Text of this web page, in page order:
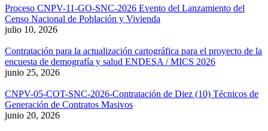
Proceso CNPV-11-GO-SNC-2026 Evento del Lanzamiento del
Censo Nacional de Población y Vivienda
julio 10, 2026
Contratación para la actualización cartográfica para el proyecto de la
encuesta de demografía y salud ENDESA / MICS 2026
junio 25, 2026
CNPV-05-COT-SNC-2026-Contratación de Diez (10) Técnicos de
Generación de Contratos Masivos
junio 20, 2026